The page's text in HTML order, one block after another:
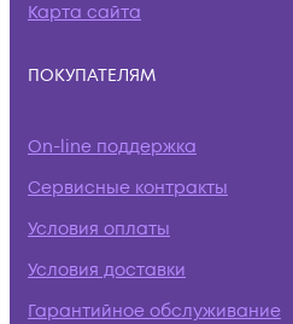
Карта сайта
ПОКУПАТЕЛЯМ
On-line поддержка
Сервисные контракты
Условия оплаты
Условия доставки
Гарантийное обслуживание